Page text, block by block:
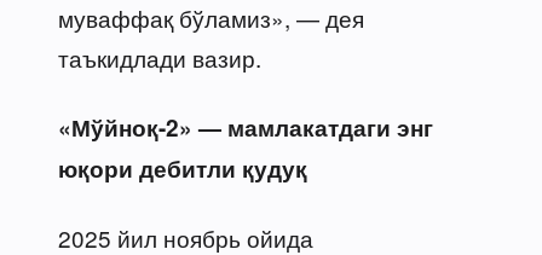
муваффақ бўламиз», — дея
таъкидлади вазир.
«Мўйноқ-2» — мамлакатдаги энг
юқори дебитли қудуқ
2025 йил ноябрь ойида